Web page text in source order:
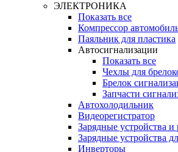
ЭЛЕКТРОНИКА
Показать все
Компрессор
Паяльник для пластика
Автосигнализации
Показать все
Чехлы для
Брелок
Запчасти
Автохолодильник
Видеорегистратор
Зарядные устройства и
Зарядные устройства
Инверторы